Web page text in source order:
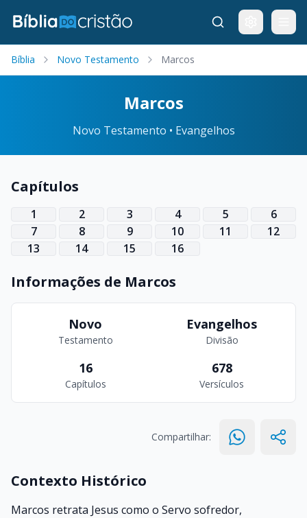
Bíblia Novo Testamento Marcos
Marcos
Novo Testamento • Evangelhos
Capítulos
1 2 3 4 5
6
7
8 9 10 11
12
13
14 15 16
Informações de Marcos
Novo
Testamento
Evangelhos
Divisão
16
Capítulos
678
Versículos
Compartilhar:
Contexto Histórico
Marcos retrata Jesus como o Servo sofredor,